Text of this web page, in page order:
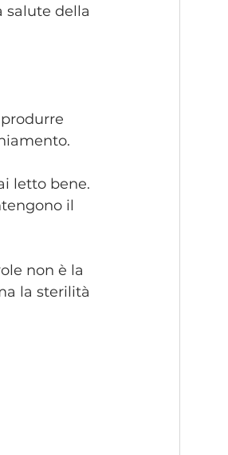
salute della
letto bene.
il
non è la
la sterilità